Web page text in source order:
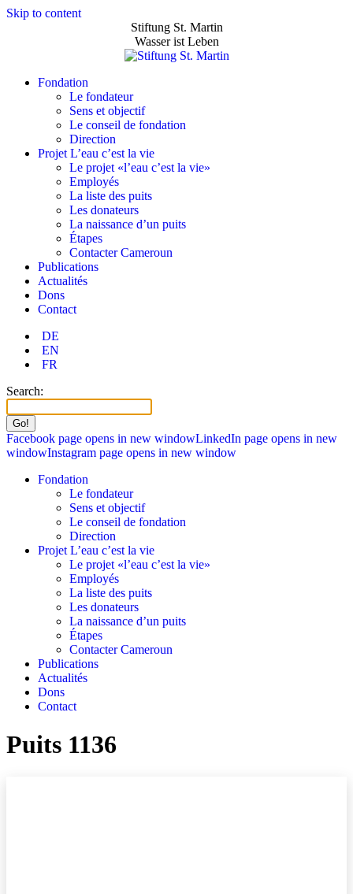
Skip to content
Stiftung St. Martin
Wasser ist Leben
Fondation
Le fondateur
Sens et objectif
Le conseil de fondation
Direction
Projet L’eau c’est la vie
Le projet «l’eau c’est la vie»
Employés
La liste des puits
Les donateurs
La naissance d’un puits
Étapes
Contacter Cameroun
Publications
Actualités
Dons
Contact
DE
EN
FR
Search:
Facebook page opens in new windowLinkedIn page opens in new
windowInstagram page opens in new window
Fondation
Le fondateur
Sens et objectif
Le conseil de fondation
Direction
Projet L’eau c’est la vie
Le projet «l’eau c’est la vie»
Employés
La liste des puits
Les donateurs
La naissance d’un puits
Étapes
Contacter Cameroun
Publications
Actualités
Dons
Contact
Puits 1136